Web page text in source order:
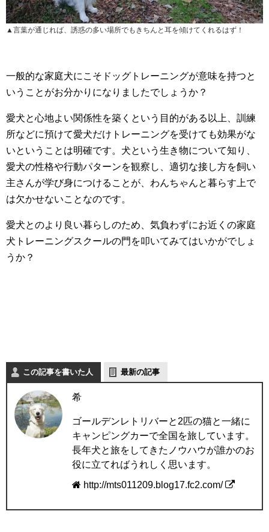
▲言葉が通じれば、誘惑の多い場所でもきちんと耳を傾けてくれるはず！
一般的な家庭犬にこそドッグトレーニングが意味を持つと
いうことがお分かりになりましたでしょうか？
愛犬と心地よい関係性を築くという目的がある以上、訓練
所などに預けて愛犬だけトレーニングを受けても効果がな
いということは明確です。犬という生き物について知り、
愛犬の性格や行動パターンを観察し、適切な接し方を飼い
主さんが学び身につけることが、わんちゃんと暮らす上で
は欠かせないことなのです。
愛犬とのより良い暮らしのため、気負わずにお近くの家庭
犬トレーニングスクールの門を叩いてみてはいかがでしょ
うか？
この記事を書いた人 最新の記事
希
ゴールデンレトリバーと2匹の猫と一緒に
キャンピングカーで全国を旅しています。
長年犬と旅をしてきたノウハウが誰かのお
役に立てればうれしく思います。
http://mts011209.blog17.fc2.com/